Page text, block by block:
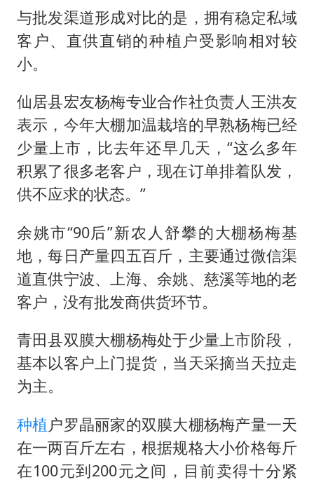
与批发渠道形成对比的是，拥有稳定私域
客户、直供直销的种植户受影响相对较
小。
仙居县宏友杨梅专业合作社负责人王洪友
表示，今年大棚加温栽培的早熟杨梅已经
少量上市，比去年还早几天，“这么多年
积累了很多老客户，现在订单排着队发，
供不应求的状态。”
余姚市“90后”新农人舒攀的大棚杨梅基
地，每日产量四五百斤，主要通过微信渠
道直供宁波、上海、余姚、慈溪等地的老
客户，没有批发商供货环节。
青田县双膜大棚杨梅处于少量上市阶段，
基本以客户上门提货，当天采摘当天拉走
为主。
种植户罗晶丽家的双膜大棚杨梅产量一天
在一两百斤左右，根据规格大小价格每斤
在100元到200元之间，目前卖得十分紧